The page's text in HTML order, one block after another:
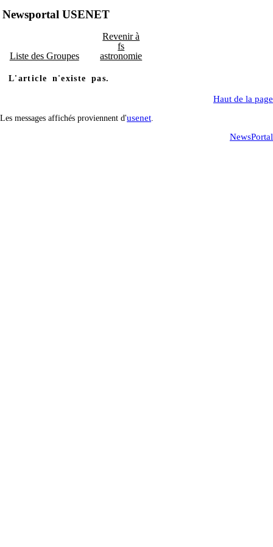
Newsportal USENET
Liste des Groupes
Revenir à
fs
astronomie
L'article n'existe pas.
Haut de la page
Les messages affichés proviennent d'usenet
NewsPortal